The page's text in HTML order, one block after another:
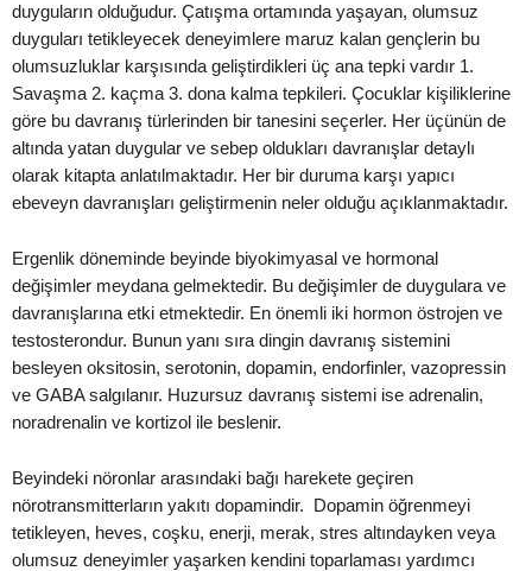
duyguların olduğudur. Çatışma ortamında yaşayan, olumsuz
duyguları tetikleyecek deneyimlere maruz kalan gençlerin bu
olumsuzluklar karşısında geliştirdikleri üç ana tepki vardır 1.
Savaşma 2. kaçma 3. dona kalma tepkileri. Çocuklar kişiliklerine
göre bu davranış türlerinden bir tanesini seçerler. Her üçünün de
altında yatan duygular ve sebep oldukları davranışlar detaylı
olarak kitapta anlatılmaktadır. Her bir duruma karşı yapıcı
ebeveyn davranışları geliştirmenin neler olduğu açıklanmaktadır.
Ergenlik döneminde beyinde biyokimyasal ve hormonal
değişimler meydana gelmektedir. Bu değişimler de duygulara ve
davranışlarına etki etmektedir. En önemli iki hormon östrojen ve
testosterondur. Bunun yanı sıra dingin davranış sistemini
besleyen oksitosin, serotonin, dopamin, endorfinler, vazopressin
ve GABA salgılanır. Huzursuz davranış sistemi ise adrenalin,
noradrenalin ve kortizol ile beslenir.
Beyindeki nöronlar arasındaki bağı harekete geçiren
nörotransmitterların yakıtı dopamindir. Dopamin öğrenmeyi
tetikleyen, heves, coşku, enerji, merak, stres altındayken veya
olumsuz deneyimler yaşarken kendini toparlaması yardımcı